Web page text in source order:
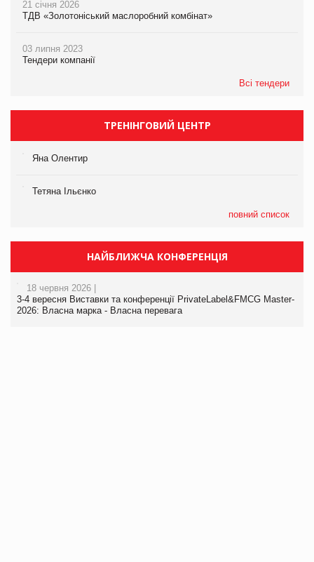
21 січня 2026
ТДВ «Золотоніський маслоробний комбінат»
03 липня 2023
Тендери компанії
Всі тендери
ТРЕНІНГОВИЙ ЦЕНТР
Яна Олентир
Тетяна Ільєнко
повний список
НАЙБЛИЖЧА КОНФЕРЕНЦІЯ
18 червня 2026 |
3-4 вересня Виставки та конференції PrivateLabel&FMCG Master-
2026: Власна марка - Власна перевага